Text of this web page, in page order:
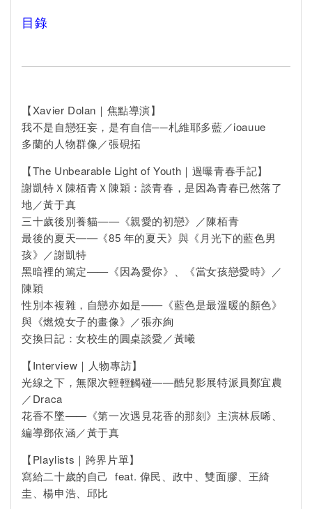
目錄
【Xavier Dolan｜焦點導演】
我不是自戀狂妄，是有自信──札維耶多藍／ioauue
多蘭的人物群像／張硯拓
【The Unbearable Light of Youth｜過曝青春手記】
謝凱特Ｘ陳栢青Ｘ陳穎：談青春，是因為青春已然落了
地／黃于真
三十歲後別養貓——《親愛的初戀》／陳栢青
最後的夏天——《85 年的夏天》與《月光下的藍色男
孩》／謝凱特
黑暗裡的篤定——《因為愛你》、《當女孩戀愛時》／
陳穎
性別本複雜，自戀亦如是——《藍色是最溫暖的顏色》
與《燃燒女子的畫像》／張亦絢
交換日記：女校生的圓桌談愛／黃曦
【Interview｜人物專訪】
光線之下，無限次輕輕觸碰——酷兒影展特派員鄭宜農
／Draca
花香不墜——《第一次遇見花香的那刻》主演林辰唏、
編導鄧依涵／黃于真
【Playlists｜跨界片單】
寫給二十歲的自己 feat. 偉民、政中、雙面膠、王綺
圭、楊申浩、邱比